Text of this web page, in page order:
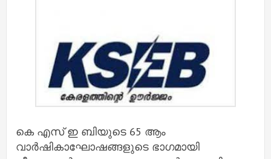
കെ എസ് ഇ ബിയുടെ 65 ആം
വാർഷികാഘോഷങ്ങളുടെ ഭാഗമായി